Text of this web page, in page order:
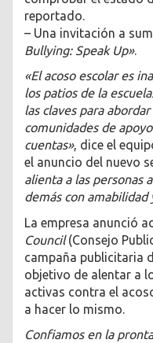
reportado.
– Una invitación a
Bullying: Speak Up».
«El acoso escolar es
los patios de la
las claves para
comunidades de
cuentas», dice el
el anuncio del nuevo
alienta a las personas
demás con amabilidad
La empresa anunció
Council(Consejo
campaña publicitaria
objetivo de alentar a
activas contra el
a hacer lo mismo.
Confiamos en la